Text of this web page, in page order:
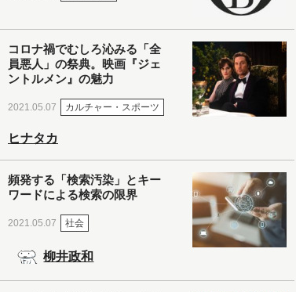
コロナ禍でむしろ沁みる「全
員悪人」の祭典。映画『ジェ
ントルメン』の魅力
2021.05.07 カルチャー・スポーツ
ヒナタカ
頻発する「検索汚染」とキー
ワードによる検索の限界
2021.05.07 社会
柳井政和